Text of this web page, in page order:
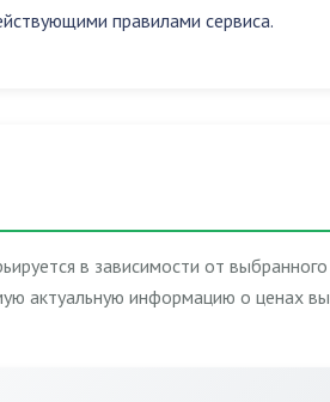
правилами сервиса.
в зависимости от выбранного
актуальную информацию о ценах вы